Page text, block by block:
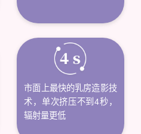
市面上最快的乳房造影技
术，单次挤压不到4秒，
辐射量更低